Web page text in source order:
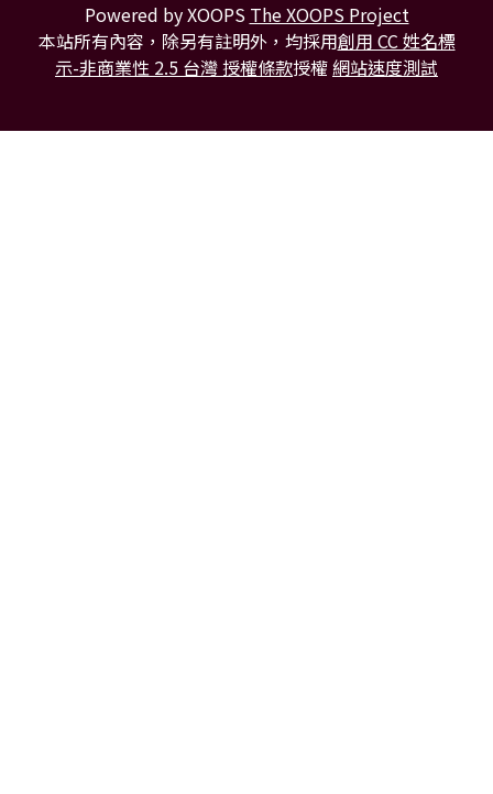
Powered by XOOPS The XOOPS Project
本站所有內容，除另有註明外，均採用創用 CC 姓名標
示-非商業性 2.5 台灣 授權條款授權網站速度測試